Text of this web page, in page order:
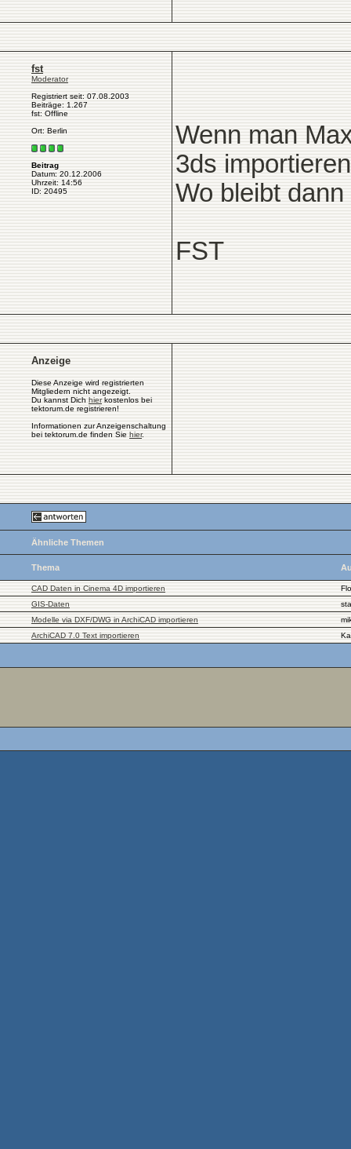
fst
Moderator
Registriert seit: 07.08.2003
Beiträge: 1.267
fst: Offline
Ort: Berlin
Beitrag
Datum: 20.12.2006
Uhrzeit: 14:56
ID: 20495
Wenn man
3ds
Wo bleibt
FST
Anzeige
Diese Anzeige wird registrierten
Mitgliedern nicht angezeigt.
Du kannst Dich hierkostenlos bei
tektorum.de registrieren!
Informationen zur Anzeigenschaltung
bei tektorum.de finden Sie hier.
Ähnliche Themen
Thema
CAD Daten in Cinema 4D importieren
GIS-Daten
Modelle via DXF/DWG in ArchiCAD importieren
ArchiCAD 7.0 Text importieren